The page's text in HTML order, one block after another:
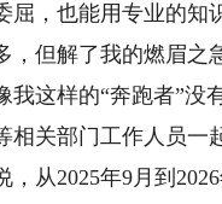
屈，也能用专业的
但解了我的燃眉之
这样的“奔跑者”没
相关部门工作人员
从2025年9月到